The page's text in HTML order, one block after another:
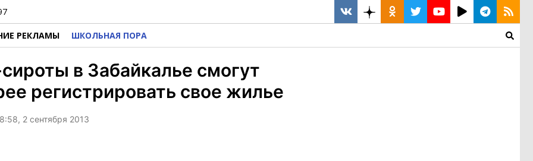
РЕКЛАМЫ ШКОЛЬНАЯ ПОРА
в Забайкалье смогут
регистрировать свое жилье
2 сентября 2013